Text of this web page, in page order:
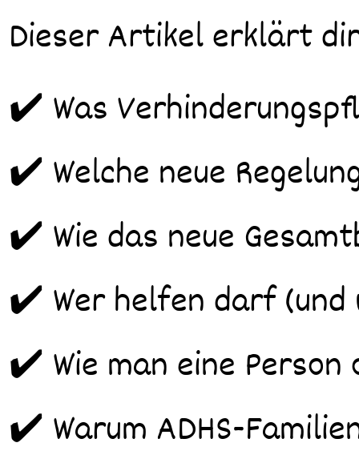
Dieser Artikel erklärt
✔️ Was
✔️ Welche neue
✔️ Wie das neue
✔️ Wer helfen darf (und
✔️ Wie man eine
✔️ Warum ADHS-